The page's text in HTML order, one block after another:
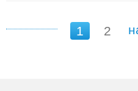
1 2